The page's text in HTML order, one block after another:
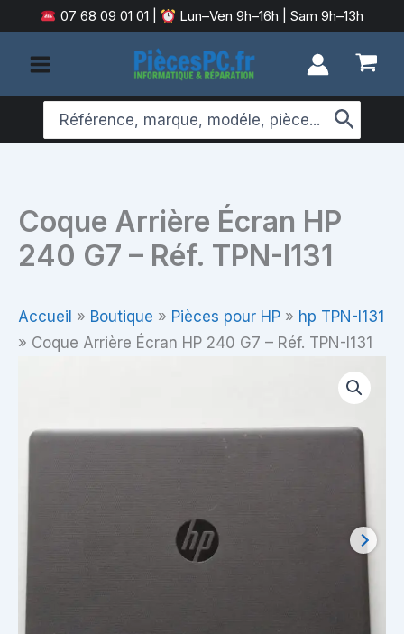
au
contenu
07 68 09 01 01 Lun–Ven 9h–16h | Sam 9h–13h
Search
for:
Coque Arrière Écran HP
240 G7 – Réf. TPN-I131
Accueil » Boutique » Pièces pour HP » hp TPN-I131
» Coque Arrière Écran HP 240 G7 – Réf. TPN-I131